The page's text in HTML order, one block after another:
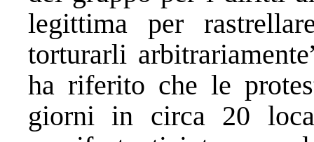
legittima per
torturarli
ha riferito che le
giorni in circa 20